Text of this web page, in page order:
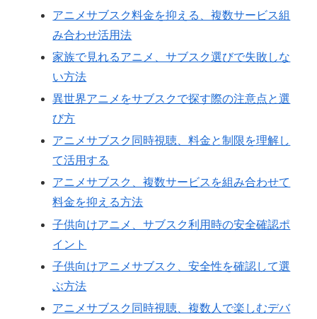
アニメサブスク料金を抑える、複数サービス組
み合わせ活用法
家族で見れるアニメ、サブスク選びで失敗しな
い方法
異世界アニメをサブスクで探す際の注意点と選
び方
アニメサブスク同時視聴、料金と制限を理解し
て活用する
アニメサブスク、複数サービスを組み合わせて
料金を抑える方法
子供向けアニメ、サブスク利用時の安全確認ポ
イント
子供向けアニメサブスク、安全性を確認して選
ぶ方法
アニメサブスク同時視聴、複数人で楽しむデバ